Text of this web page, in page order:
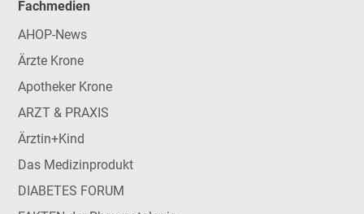
Fachmedien
AHOP-News
Ärzte Krone
Apotheker Krone
ARZT & PRAXIS
Ärztin+Kind
Das Medizinprodukt
DIABETES FORUM